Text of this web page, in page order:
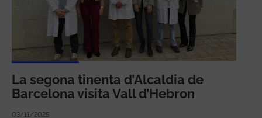
La segona tinenta d’Alcaldia de
Barcelona visita Vall d’Hebron
03/11/2025